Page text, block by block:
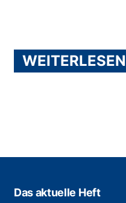
WEITERLESEN
Das aktuelle Heft